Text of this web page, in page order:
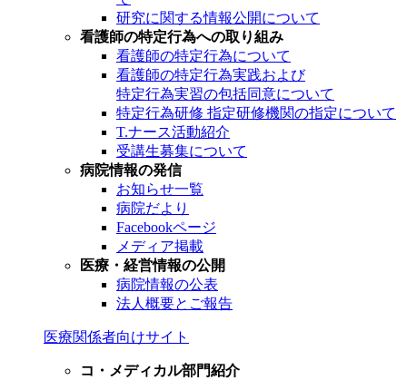
研究に関する情報公開について
看護師の特定行為への取り組み
看護師の特定行為について
看護師の特定行為実践および
特定行為実習の包括同意について
特定行為研修 指定研修機関の指定について
T.ナース活動紹介
受講生募集について
病院情報の発信
お知らせ一覧
病院だより
Facebookページ
メディア掲載
医療・経営情報の公開
病院情報の公表
法人概要とご報告
医療関係者向けサイト
コ・メディカル部門紹介